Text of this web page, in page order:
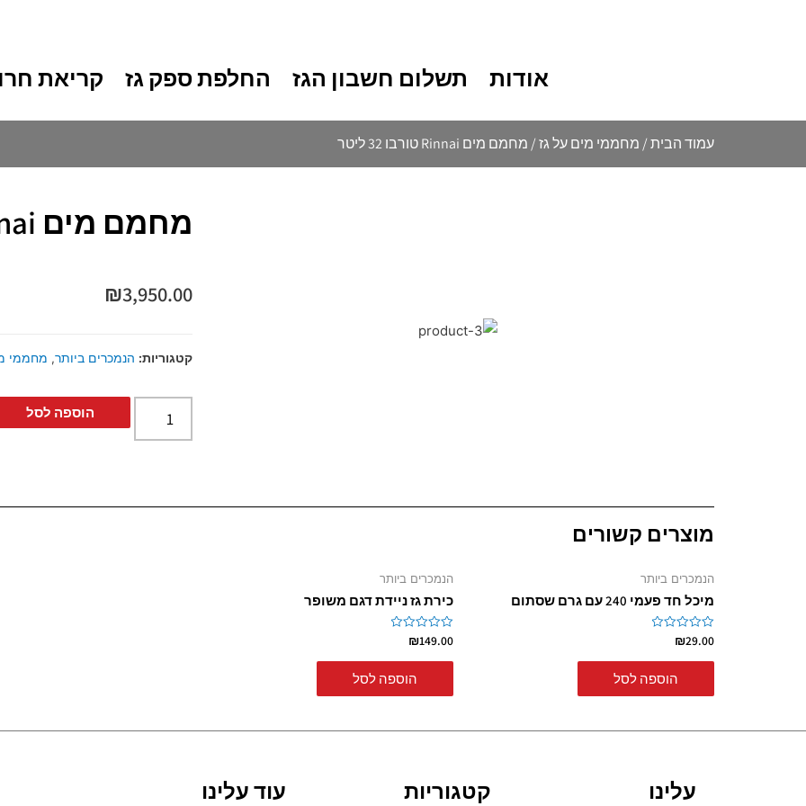
אודות תשלום חשבון הגז החלפת ספק גז קריאת
עמוד הבית/ מחממי מים על גז/ מחמם מים Rinnai טורבו 32 ליטר
מחמם מים Rinnai טורבו 32 ליטר
₪3,950.00
קטגוריות: הנמכרים ביותר, מחממי
הוספה לסל
מוצרים קשורים
הנמכרים ביותר
מיכל חד פעמי 240 עם גרם שסתום
דורג
0
מתוך
₪29.00
הוספה לסל
הנמכרים ביותר
כירת גז ניידת דגם משופר
דורג
0
מתוך
₪149.00
הוספה לסל
עלינו קטגוריות עוד עלינו